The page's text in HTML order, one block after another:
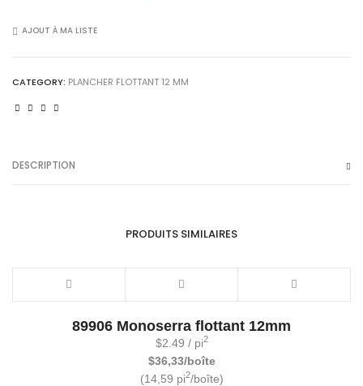
XL
quantity
AJOUT À MA LISTE
CATEGORY: PLANCHER FLOTTANT 12 MM
DESCRIPTION
PRODUITS SIMILAIRES
89906 Monoserra flottant 12mm
$2.49 / pi2
$36,33/boîte
(14,59 pi2/boîte)